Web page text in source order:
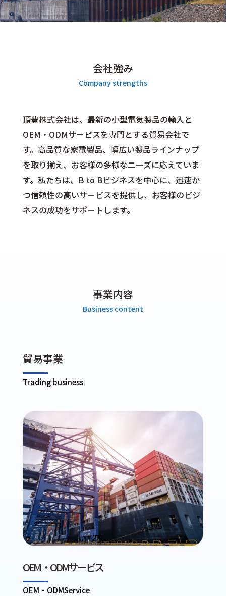
会社強み
Company strengths
頂豊株式会社は、最新の小型電気製品の輸入と
OEM・ODMサービスを専門とする貿易会社で
す。高品質な家電製品、幅広い製品ラインナップ
を取り揃え、お客様の多様なニーズに応えていま
す。私たちは、B to Bビジネスを中心に、迅速か
つ信頼性の高いサービスを提供し、お客様のビジ
ネスの成功をサポートします。
事業内容
Business content
貿易事業
Trading business
OEM ・ODMサービス
OEM・ODMService